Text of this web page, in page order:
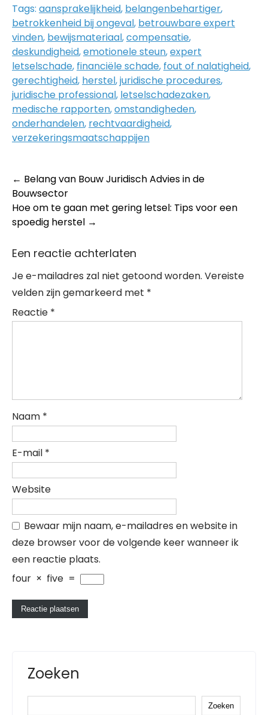
Tags: aansprakelijkheid, belangenbehartiger,
betrokkenheid bij ongeval, betrouwbare expert
vinden, bewijsmateriaal,compensatie,
deskundigheid,emotionele steun,expert
letselschade, financiële schade, fout of nalatigheid,
gerechtigheid, herstel,juridische procedures,
juridische professional, letselschadezaken,
medische rapporten,omstandigheden,
onderhandelen, rechtvaardigheid,
verzekeringsmaatschappijen
Post
navigation
← Belang van Bouw Juridisch Advies in de
Bouwsector
Hoe om te gaan met gering letsel: Tips voor een
spoedig herstel →
Een reactie achterlaten
Je e-mailadres zal niet getoond worden. Vereiste
velden zijn gemarkeerd met *
Reactie *
Naam *
E-mail *
Website
Bewaar mijn naam, e-mailadres en website in
deze browser voor de volgende keer wanneer ik
een reactie plaats.
four × five =
Zoeken
Zoeken